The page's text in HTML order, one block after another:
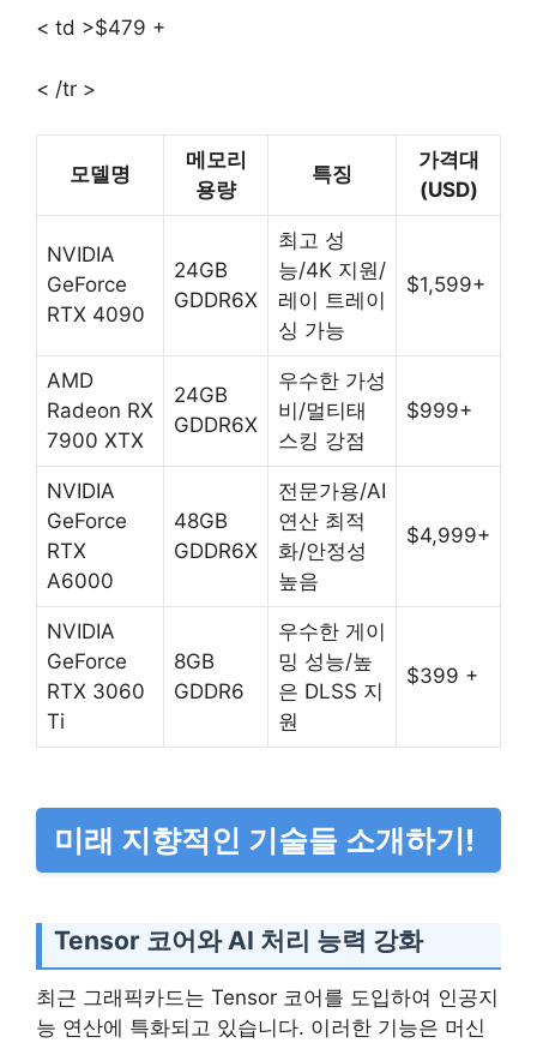
< td >$479 +
< /tr >
모델명
메모리
용량
특징
가격대
(USD)
NVIDIA
GeForce
RTX 4090
24GB
GDDR6X
최고 성
능/4K 지원/
레이 트레이
싱 가능
$1,599+
AMD
Radeon RX
7900 XTX
24GB
GDDR6X
우수한 가성
비/멀티태
스킹 강점
$999+
NVIDIA
GeForce
RTX
A6000
48GB
GDDR6X
전문가용/AI
연산 최적
화/안정성
높음
$4,999+
NVIDIA
GeForce
RTX 3060
Ti
8GB
GDDR6
우수한 게이
밍 성능/높
은 DLSS 지
원
$399 +
미래 지향적인 기술들 소개하기!
Tensor 코어와 AI 처리 능력 강화
최근 그래픽카드는 Tensor 코어를 도입하여 인공지
능 연산에 특화되고 있습니다. 이러한 기능은 머신